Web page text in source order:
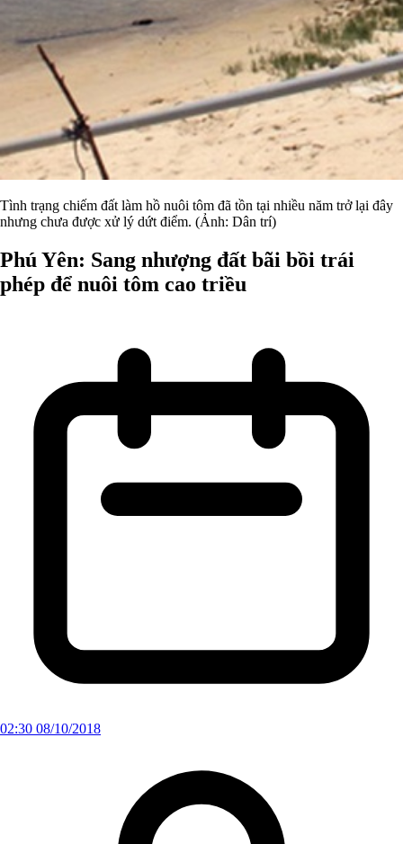
Tình trạng chiếm đất làm hồ nuôi tôm đã tồn tại nhiều năm trở lại đây
nhưng chưa được xử lý dứt điểm. (Ảnh: Dân trí)
Phú Yên: Sang nhượng đất bãi bồi trái
phép để nuôi tôm cao triều
02:30 08/10/2018